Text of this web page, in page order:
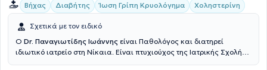
Βήχας Διαβήτης Ίωση Γρίπη Κρυολόγημα Χοληστερίνη
Σχετικά με τον ειδικό
Ο Dr. Παναγιωτίδης Ιωάννης είναι Παθολόγος και διατηρεί
ιδιωτικό ιατρείο στη Νίκαια. Είναι πτυχιούχος της Ιατρικής Σχολής